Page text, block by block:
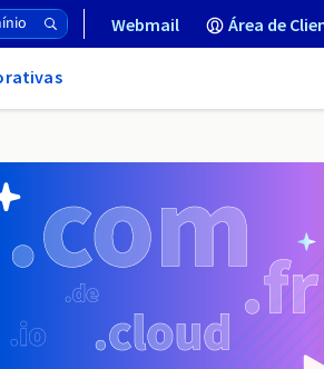
Webmail Área de